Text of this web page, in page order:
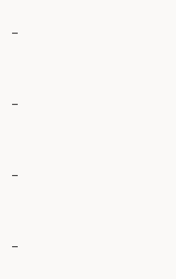
_
_
_
_